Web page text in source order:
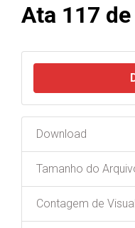
Ata 117
Download
Tamanho do
Contagem de